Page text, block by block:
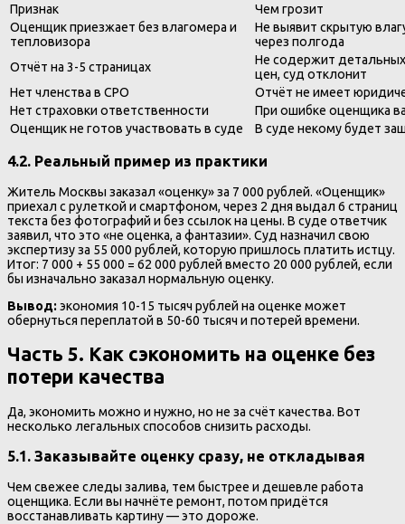
Признак
Чем грозит
Оценщик приезжает без влагомера и
тепловизора
Не выявит скрытую
через полгода
Отчёт на 3-5 страницах
Не содержит детальных
цен, суд отклонит
Нет членства в СРО
Отчёт не имеет
Нет страховки ответственности
При ошибке оценщика
Оценщик не готов участвовать в суде
В суде некому будет
4.2. Реальный пример из практики
Житель Москвы заказал «оценку» за 7 000 рублей. «Оценщик»
приехал с рулеткой и смартфоном, через 2 дня выдал 6 страниц
текста без фотографий и без ссылок на цены. В суде ответчик
заявил, что это «не оценка, а фантазии». Суд назначил свою
экспертизу за 55 000 рублей, которую пришлось платить истцу.
Итог: 7 000 + 55 000 = 62 000 рублей вместо 20 000 рублей, если
бы изначально заказал нормальную оценку.
Вывод:экономия 10-15 тысяч рублей на оценке может
обернуться переплатой в 50-60 тысяч и потерей времени.
Часть 5. Как сэкономить на оценке без
потери качества
Да, экономить можно и нужно, но не за счёт качества. Вот
несколько легальных способов снизить расходы.
5.1. Заказывайте оценку сразу, не откладывая
Чем свежее следы залива, тем быстрее и дешевле работа
оценщика. Если вы начнёте ремонт, потом придётся
восстанавливать картину — это дороже.